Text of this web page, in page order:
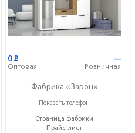
0Р
Оптовая
—
Розничная
Фабрика «Зарон»
+7 (8412) 21-50-66
Показать телефон
Страница фабрики
Прайс-лист